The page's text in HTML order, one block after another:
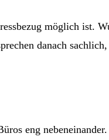
möglich ist.
danach
eng